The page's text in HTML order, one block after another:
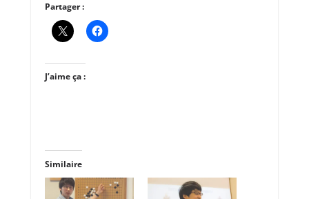
Partager :
J’aime ça :
Similaire